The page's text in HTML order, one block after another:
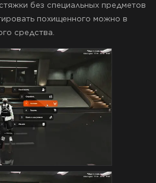
без специальных предметов
похищенного можно в
средства.